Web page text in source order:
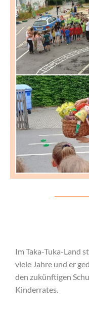
Im Taka-Tuka-Land
viele Jahre und er
den zukünftigen
Kinderrates.